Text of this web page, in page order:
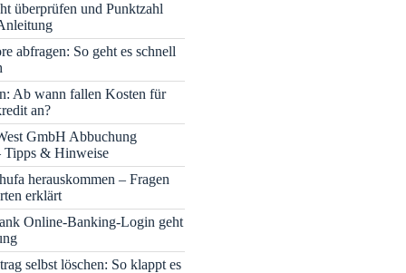
überprüfen und Punktzahl
abfragen: So geht es schnell
Ab wann fallen Kosten für
an?
GmbH Abbuchung
Tipps & Hinweise
herauskommen – Fragen
erklärt
Online-Banking-Login geht
selbst löschen: So klappt es